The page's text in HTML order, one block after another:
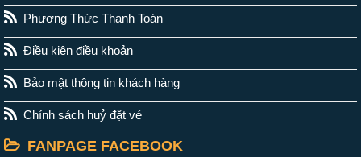
Phương Thức Thanh Toán
Điều kiện điều khoản
Bảo mật thông tin khách hàng
Chính sách huỷ đặt vé
FANPAGE FACEBOOK